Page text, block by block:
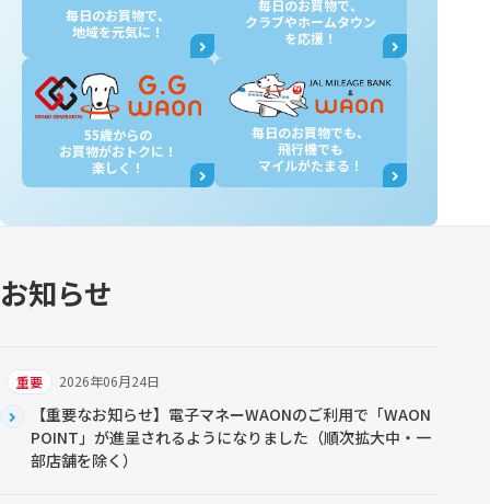
毎日のお買物で、
地域を元気に！
毎日のお買物で、
クラブやホームタウン
を応援！
55歳からの
お買物がおトクに！
楽しく！
毎日のお買物でも、
飛行機でも
マイルがたまる！
お知らせ
2026年06月24日
重要
【重要なお知らせ】電子マネーWAONのご利用で「WAON
POINT」が進呈されるようになりました（順次拡大中・一
部店舗を除く）